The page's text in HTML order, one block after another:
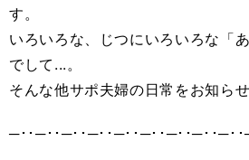
す。
いろいろな、じつにいろいろな「
でして...。
そんな他サポ夫婦の日常をお知らせ
─･･─･･─･･─･･─･･─･･─･･─･･─･